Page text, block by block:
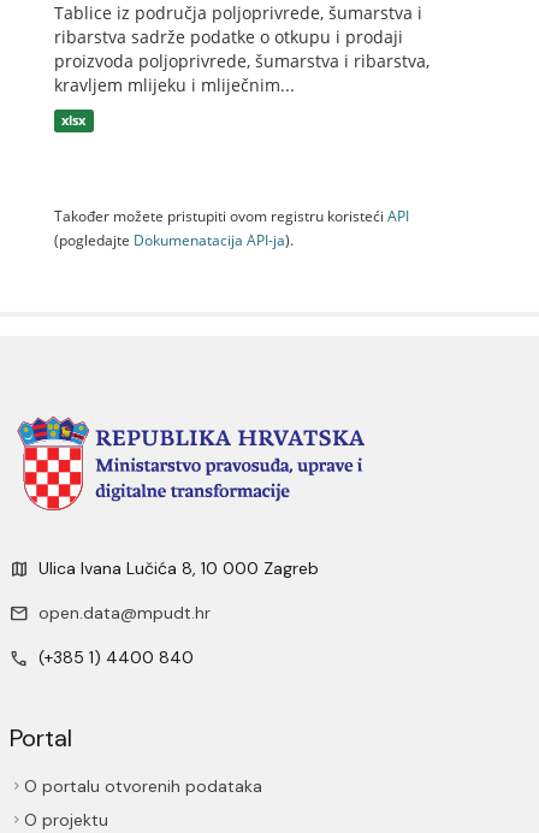
Tablice iz područja poljoprivrede, šumarstva i
ribarstva sadrže podatke o otkupu i prodaji
proizvoda poljoprivrede, šumarstva i ribarstva,
kravljem mlijeku i mliječnim...
xlsx
Također možete pristupiti ovom registru koristeći API
(pogledajte Dokumenаtаcijа API-jа).